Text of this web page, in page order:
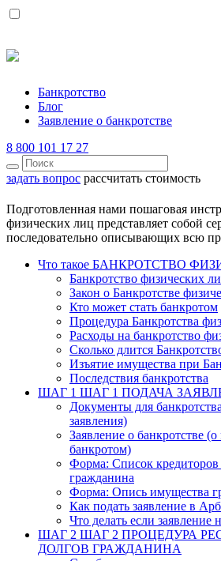
Банкротство
Блог
Заявление о банкротстве
8 800 101 17 27
задать вопрос рассчитать стоимость
Подготовленная нами пошаговая
физических лиц представляет собой
последовательно описывающих всю
Что такое БАНКРОТСТВО
Банкротство физических
Закон о Банкротстве
Кто может стать банкротом
Процедура Банкротства
Расходы на банкротство
Сколько длится
Изъятие имущества при
Последствия банкротства
ШАГ 1 ШАГ 1 ПОДАЧА
Документы для
заявления)
Заявление о банкротстве
банкротом)
Форма: Список
гражданина
Форма: Опись имущества
Как подать заявление в
Что делать если заявление
ШАГ 2 ШАГ 2 ПРОЦЕДУРА
ДОЛГОВ ГРАЖДАНИНА